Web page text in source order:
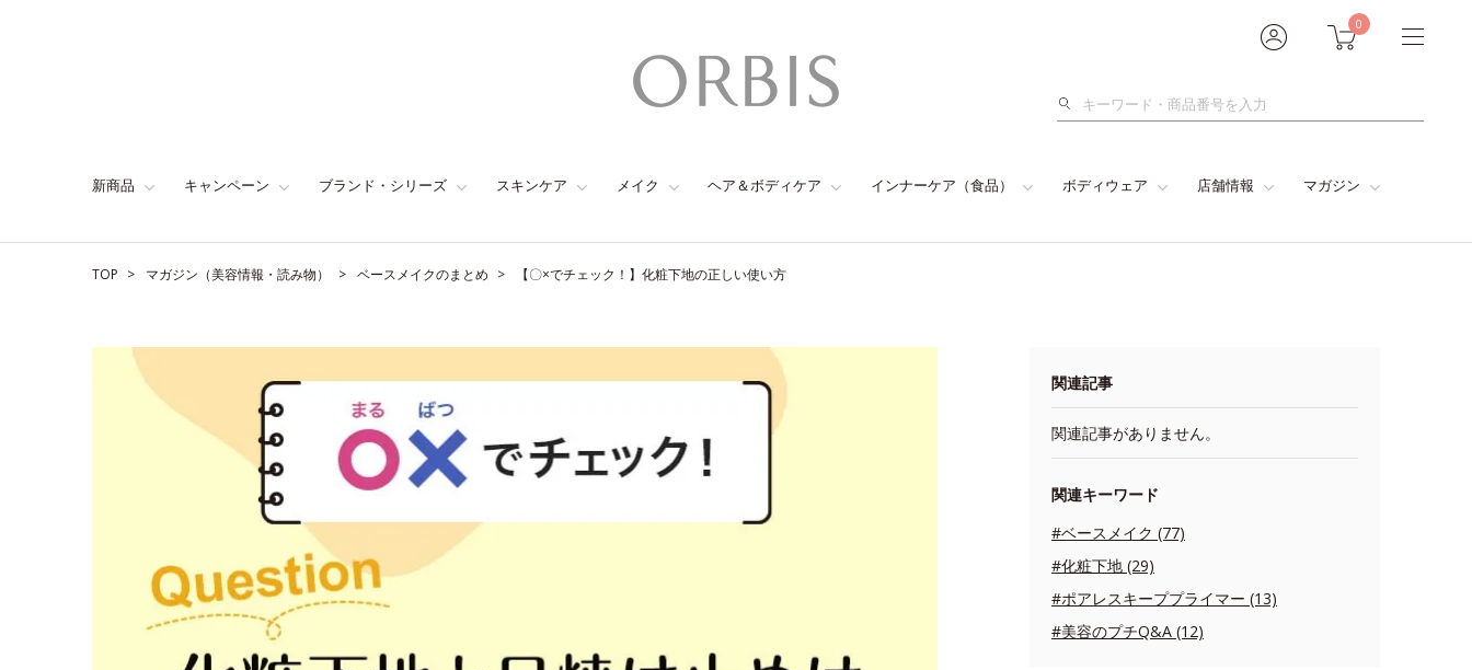
0
検
新商品 キャンペーン ブランド・シリーズ スキンケア メイク ヘア＆ボディケア インナーケア（食品） ボディウェア 店舗情報 マガジン
TOP マガジン（美容情報・読み物） ベースメイクのまとめ 【〇×でチェック！】化粧下地の正しい使い方
関連記事
関連記事がありません。
関連キーワード
#ベースメイク (77)
#化粧下地 (29)
#ポアレスキーププライマー (13)
#美容のプチQ&A (12)